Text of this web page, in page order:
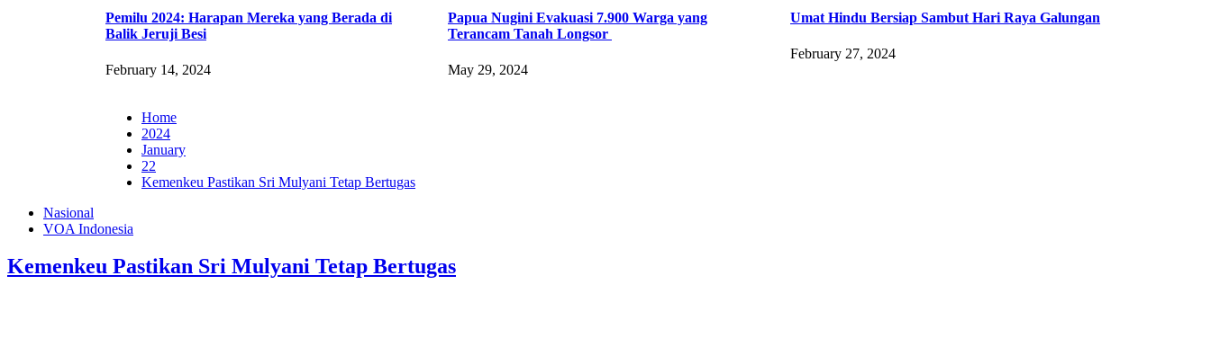
Pemilu 2024: Harapan Mereka yang Berada di
Balik Jeruji Besi
February 14, 2024
Papua Nugini Evakuasi 7.900 Warga yang
Terancam Tanah Longsor
May 29, 2024
Umat Hindu Bersiap Sambut Hari Raya Galungan
February 27, 2024
Home
2024
January
22
Kemenkeu Pastikan Sri Mulyani Tetap Bertugas
Nasional
VOA Indonesia
Kemenkeu Pastikan Sri Mulyani Tetap Bertugas